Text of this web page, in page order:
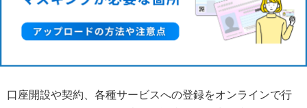
口座開設や契約、各種サービスへの登録をオンラインで行